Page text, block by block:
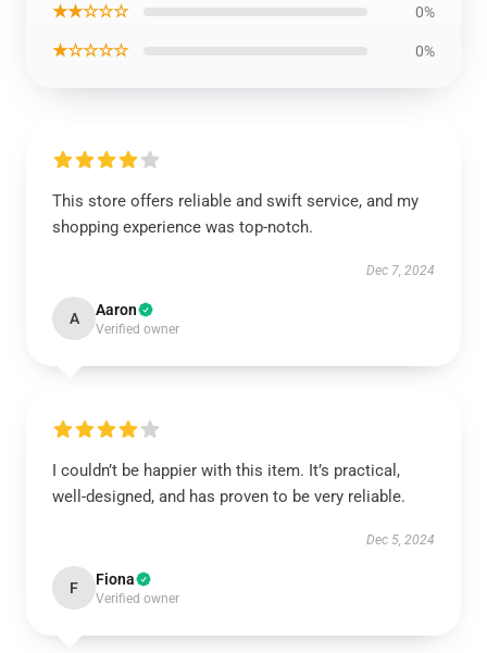
★★☆☆☆ 0%
★☆☆☆☆ 0%
This store offers reliable and swift service, and my
shopping experience was top-notch.
Dec 7, 2024
A Aaron
Verified owner
I couldn’t be happier with this item. It’s practical,
well-designed, and has proven to be very reliable.
Dec 5, 2024
F Fiona
Verified owner